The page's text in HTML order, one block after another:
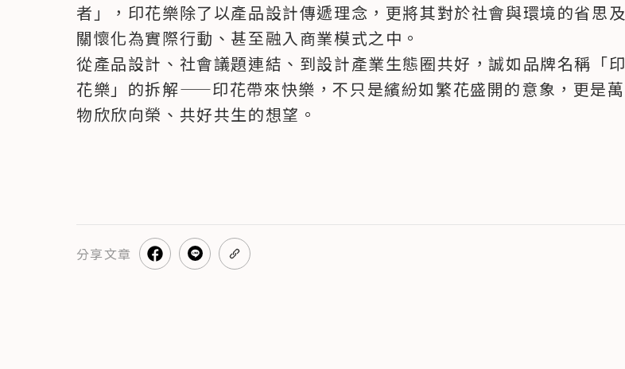
者」，印花樂除了以產品設計傳遞理念，更將其對於社會與環境的省思及
關懷化為實際行動、甚至融入商業模式之中。
從產品設計、社會議題連結、到設計產業生態圈共好，誠如品牌名稱「印
花樂」的拆解——印花帶來快樂，不只是繽紛如繁花盛開的意象，更是萬
物欣欣向榮、共好共生的想望。
分享文章